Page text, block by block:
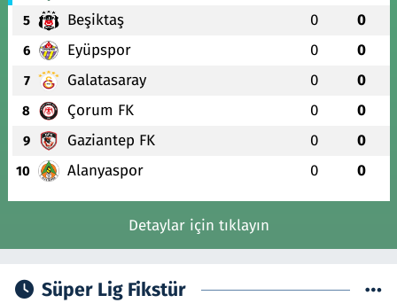
5 Beşiktaş 0 0
6 Eyüpspor 0 0
7 Galatasaray 0 0
8 Çorum FK 0 0
9 Gaziantep FK 0 0
10 Alanyaspor 0 0
Detaylar için tıklayın
Süper Lig Fikstür